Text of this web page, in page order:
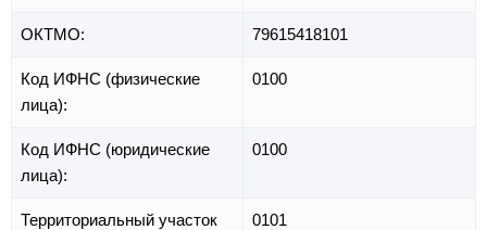
ОКТМО: 79615418101
Код ИФНС (физические
лица):
0100
Код ИФНС (юридические
лица):
0100
Территориальный участок
0101